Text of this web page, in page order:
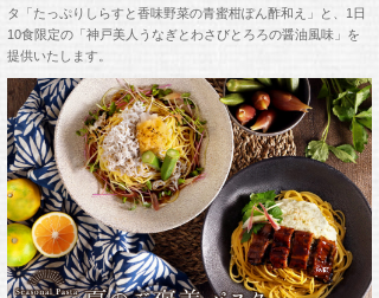
タ「たっぷりしらすと香味野菜の青蜜柑ぽん酢和え」と、1日
10食限定の「神戸美人うなぎとわさびとろろの醤油風味」を
提供いたします。